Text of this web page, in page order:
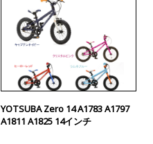
YOTSUBA Zero 14 A1783 A1797
A1811 A1825 14インチ